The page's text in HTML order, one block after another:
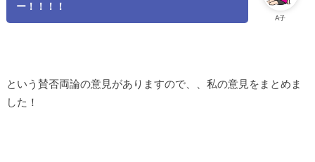
A子
ー！！！！
という賛否両論の意見がありますので、、私の意見をまとめま
した！